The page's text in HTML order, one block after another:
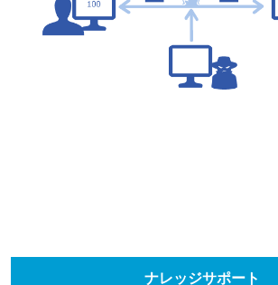
ナレッジサポート